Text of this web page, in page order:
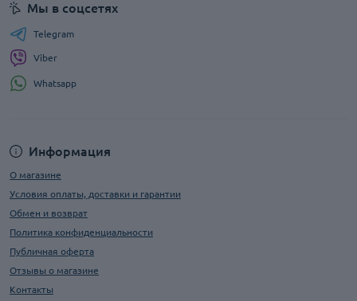
Информация
О магазине
Условия оплаты, доставки и гарантии
Обмен и возврат
Политика конфиденциальности
Публичная оферта
Отзывы о магазине
Контакты
Мы в соцсетях
Telegram
Viber
Whatsapp